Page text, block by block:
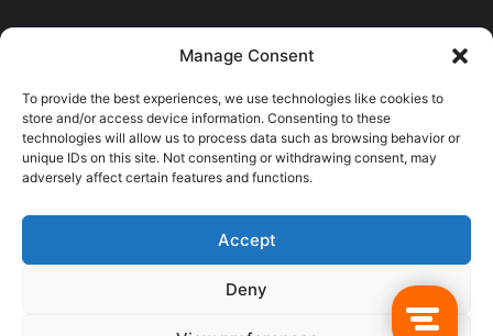
Manage Consent
To provide the best experiences, we use technologies like cookies to
store and/or access device information. Consenting to these
technologies will allow us to process data such as browsing behavior or
unique IDs on this site. Not consenting or withdrawing consent, may
adversely affect certain features and functions.
Accept
Deny
© Copyright 2026, Todos los derechos reservados @Crucerum |